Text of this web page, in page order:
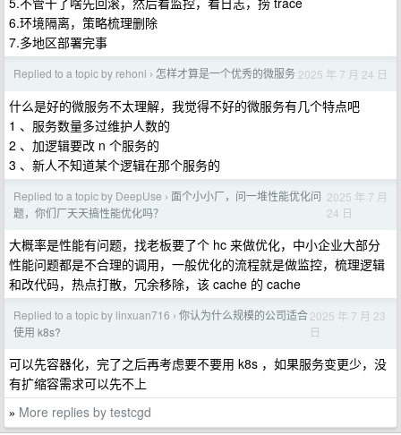
6.环境隔离，策略梳理删除
7.多地区部署完事
Replied to a topic by rehoni › 怎样才算是一个优秀的微服务 2025 年 7 月 24 日
什么是好的微服务不太理解，我觉得不好的微服务有几个特点吧
1 、服务数量多过维护人数的
2 、加逻辑要改 n 个服务的
3 、新人不知道某个逻辑在那个服务的
Replied to a topic by DeepUse › 面个小小厂，问一堆性能优化问
题，你们厂天天搞性能优化吗？
2025 年 7 月
24 日
大概率是性能有问题，找老板要了个 hc 来做优化，中小企业大部分
性能问题都是不合理的调用，一般优化的流程就是做监控，梳理逻辑
和改代码，热点打散，冗余移除，该 cache 的 cache
Replied to a topic by linxuan716 › 你认为什么规模的公司适合
使用 k8s?
2025 年 7 月 23
日
可以先容器化，完了之后再考虑要不要用 k8s ，如果服务变更少，没
有扩缩容需求可以先不上
» More replies by testcgd